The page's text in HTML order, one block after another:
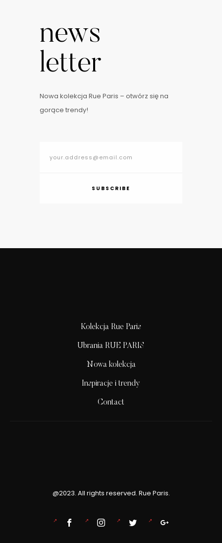
news
letter
Nowa kolekcja Rue Paris – otwórz się na
gorące trendy!
SUBSCRIBE
Kolekcja Rue Paris
Ubrania RUE PARIS
Nowa kolekcja
Inspiracje i trendy
Contact
@2023. All rights reserved. Rue Paris.